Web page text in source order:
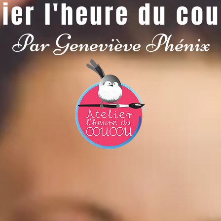
l'heure du
Par Geneviève Phénix